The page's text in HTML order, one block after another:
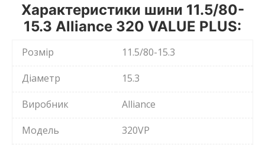
Характеристики шини 11.5/80-
15.3 Alliance 320 VALUE PLUS:
Розмір
11.5/80-15.3
Діаметр
15.3
Виробник
Alliance
Модель
320VP